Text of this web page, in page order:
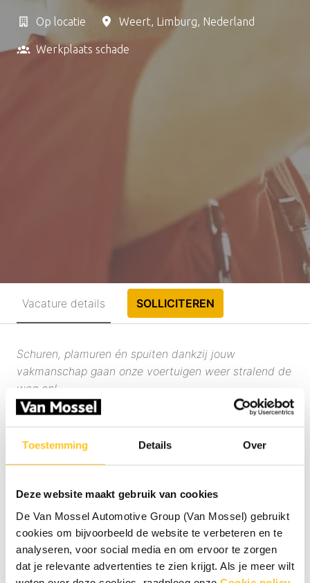
Toestemming Details Over
Deze website maakt gebruik van cookies
De Van Mossel Automotive Group (Van Mossel) gebruikt
cookies om bijvoorbeeld de website te verbeteren en te
analyseren, voor social media en om ervoor te zorgen
dat je relevante advertenties te zien krijgt. Als je meer wilt
Op locatie Weert Limburg Nederland
Werkplaats schade
Vacature details SOLLICITEREN
Schuren, plamuren én spuiten dankzij jouw
vakmanschap gaan onze voertuigen weer stralend de
weg op!
Werk jij graag met de nieuwste technieken en
apparatuur en staat kwaliteit bij jou voorop? Dan zijn
wij op zoek naar jou!
Als voorbewerker / spuiter versterk je het
gemotiveerde team van Van Mossel Autoschade in
Weert. Je werkt in een moderne werkplaats met de
nieuwste apparatuur en herstelt autoschades volgens
de hoogste standaarden. Jij bent een onmisbare